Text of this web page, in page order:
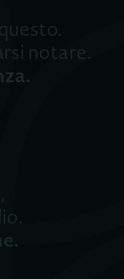
notare.